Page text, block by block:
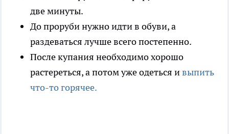
две минуты.
До проруби нужно идти в обуви, а
раздеваться лучше всего постепенно.
После купания необходимо хорошо
растереться, а потом уже одеться ивыпить
что-то горячее.